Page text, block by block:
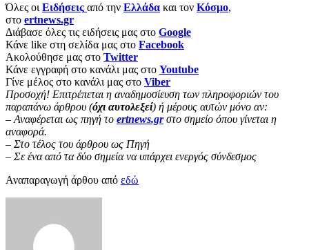
Όλες οι Ειδήσεις από την Ελλάδα και τον Κόσμο,
στο ertnews.gr
Διάβασε όλες τις ειδήσεις μας στο Google
Κάνε like στη σελίδα μας στο Facebook
Ακολούθησε μας στο Twitter
Κάνε εγγραφή στο κανάλι μας στο Youtube
Γίνε μέλος στο κανάλι μας στο Viber
Προσοχή! Επιτρέπεται η αναδημοσίευση των πληροφοριών του
παραπάνω άρθρου (όχι αυτολεξεί) ή μέρους αυτών μόνο αν:
– Αναφέρεται ως πηγή το ertnews.gr στο σημείο όπου γίνεται η
αναφορά.
– Στο τέλος του άρθρου ως Πηγή
– Σε ένα από τα δύο σημεία να υπάρχει ενεργός σύνδεσμος
Αναπαραγωγή άρθου από εδώ